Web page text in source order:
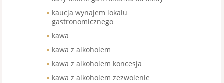
kaucja wynajem lokalu
gastronomicznego
kawa
kawa z alkoholem
kawa z alkoholem koncesja
kawa z alkoholem zezwolenie